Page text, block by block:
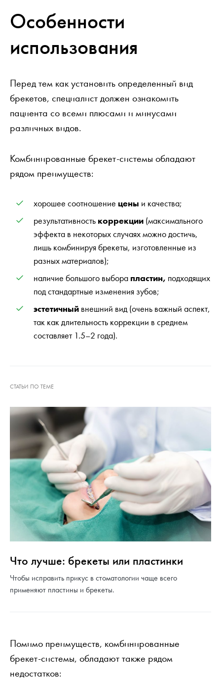
Особенности
использования
Перед тем как установить определенный вид
брекетов, специалист должен ознакомить
пациента со всеми плюсами и минусами
различных видов.
Комбинированные брекет-системы обладают
рядом преимуществ:
хорошее соотношение цены и качества;
результативность коррекции (максимального
эффекта в некоторых случаях можно достичь,
лишь комбинируя брекеты, изготовленные из
разных материалов);
наличие большого выбора пластин, подходящих
под стандартные изменения зубов;
эстетичный внешний вид (очень важный аспект,
так как длительность коррекции в среднем
составляет 1.5–2 года).
Что лучше: брекеты или пластинки
Чтобы исправить прикус в стоматологии чаще всего
применяют пластины и брекеты.
Помимо преимуществ, комбинированные
брекет-системы, обладают также рядом
недостатков: